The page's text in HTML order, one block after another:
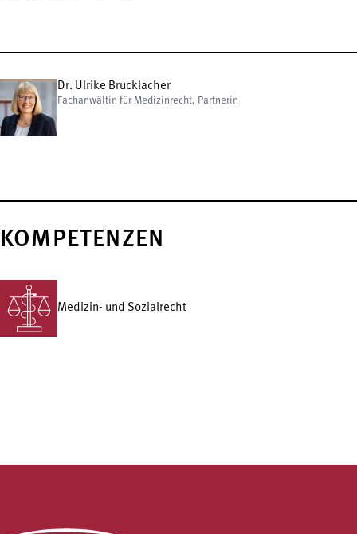
Dr. Ulrike Brucklacher
Fachanwältin für Medizinrecht, Partnerin
KOMPETENZEN
Medizin- und Sozialrecht